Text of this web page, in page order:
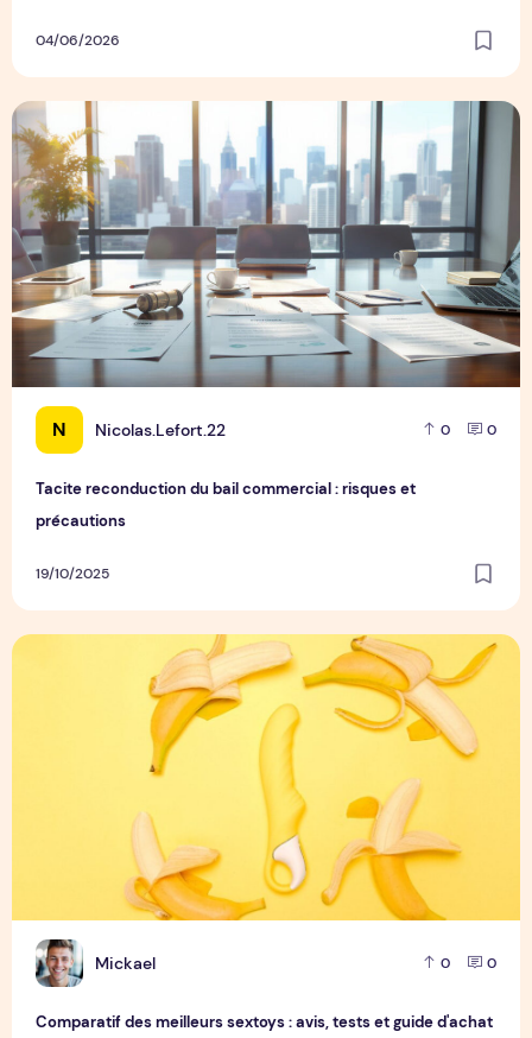
04/06/2026
N Nicolas.Lefort.22 0 0
Tacite reconduction du bail commercial : risques et
précautions
19/10/2025
Tacite reconduction du bail commercial : risques et
M Mickael 0 0
Comparatif des meilleurs sextoys : avis, tests et guide d'achat
Comparatif des meilleurs sextoys : avis, tests et guide